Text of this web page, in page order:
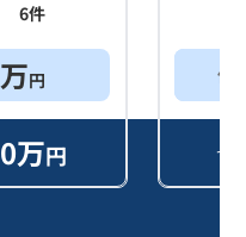
6件
万円
万円
他
セ